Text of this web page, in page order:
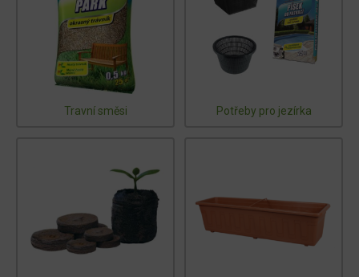
Travní směsi Potřeby pro jezírka